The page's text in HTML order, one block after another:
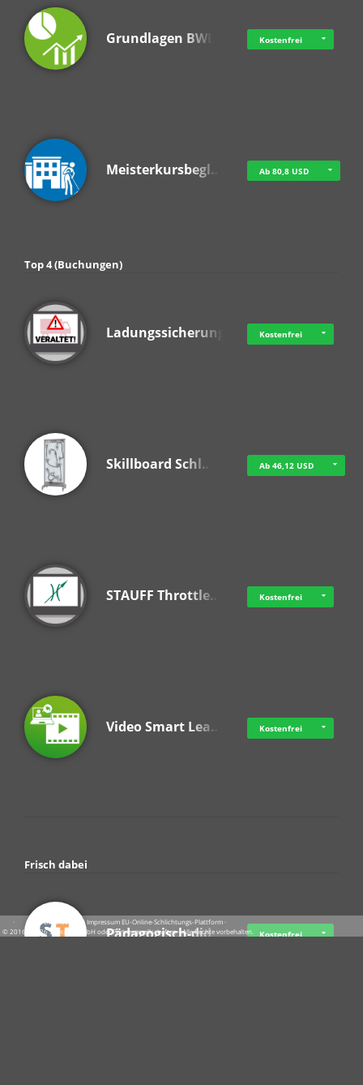
Grundlagen BWL Kostenfrei
Meisterkursbegl… Ab 80,8 USD
Top 4 (Buchungen)
Ladungssicherung Kostenfrei
Skillboard Schl… Ab 46,12 USD
STAUFF Throttle… Kostenfrei
Video Smart Lea… Kostenfrei
Frisch dabei
Pädagogisch-did… Kostenfrei
· · ·Datenschutz ·Impressum EU-Online-Schlichtungs-Plattform·
© 2016 - 2026 SupraTix GmbH oder Partnergesellschaften - Alle Rechte vorbehalten.